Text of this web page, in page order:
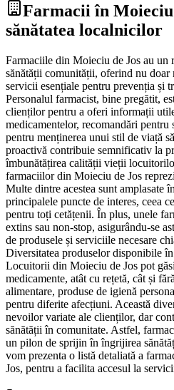
Farmacii în Moieciu
sănătatea localnicilor
Farmaciile din Moieciu de Jos au un
sănătății comunității, oferind nu doar
servicii esențiale pentru prevenția și
Personalul farmacist, bine pregătit,
clienților pentru a oferi informații
medicamentelor, recomandări
pentru menținerea unui stil de viață
proactivă contribuie semnificativ la
îmbunătățirea calității vieții
farmaciilor din Moieciu de Jos
Multe dintre acestea sunt amplasate
principalele puncte de interes, ceea
pentru toți cetățenii. În plus, unele
extins sau non-stop, asigurându-se
de produsele și serviciile necesare
Diversitatea produselor disponibile
Locuitorii din Moieciu de Jos pot
medicamente, atât cu rețetă, cât și
alimentare, produse de igienă
pentru diferite afecțiuni. Această
nevoilor variate ale clienților, dar
sănătății în comunitate. Astfel,
un pilon de sprijin în îngrijirea
vom prezenta o listă detaliată a
Jos, pentru a facilita accesul la